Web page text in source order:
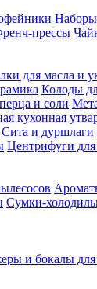
Наборы
прессы
для масла и
Колоды
и соли
кухонная
Сита и дуршлаги
Центрифуги
Сумки-
и бокалы для